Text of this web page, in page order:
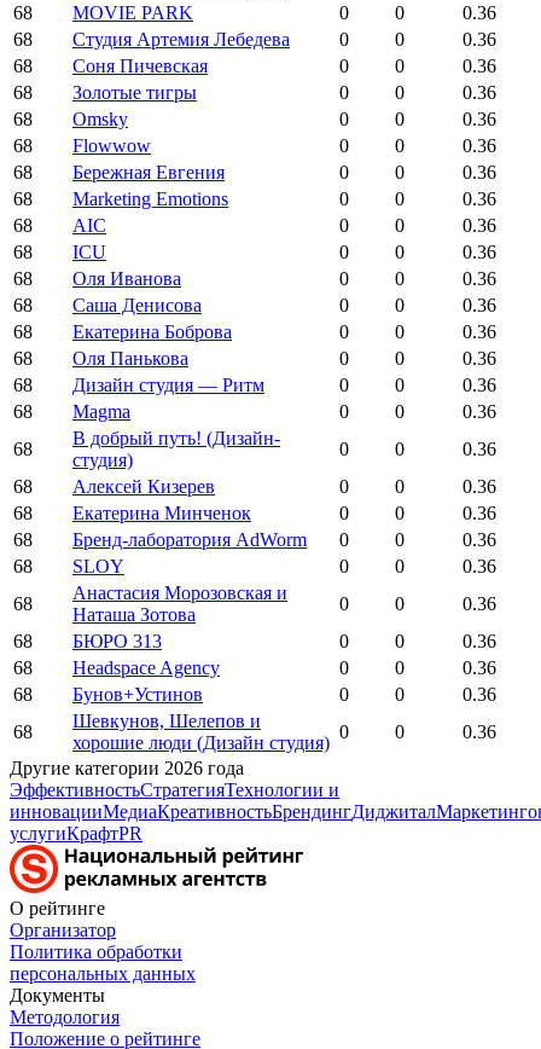
68
MOVIE PARK 0 0
0.36
68
Студия Артемия Лебедева 0 0
0.36
68
Соня Пичевская 0 0
0.36
68
Золотые тигры 0 0
0.36
68
Omsky 0 0
0.36
68
Flowwow 0 0
0.36
68
Бережная Евгения 0 0
0.36
68
Marketing Emotions 0 0
0.36
68
AIC 0 0
0.36
68
ICU 0 0
0.36
68
Оля Иванова 0 0
0.36
68
Саша Денисова 0 0
0.36
68
Екатерина Боброва 0 0
0.36
68
Оля Панькова 0 0
0.36
68
Дизайн студия — Ритм 0 0
0.36
68
Magma 0 0
0.36
68
В добрый путь! (Дизайн-
студия)
0 0
0.36
68
Алексей Кизерев 0 0
0.36
68
Екатерина Минченок 0 0
0.36
68
Бренд-лаборатория AdWorm 0 0
0.36
68
SLOY 0 0
0.36
68
Анастасия Морозовская и
Наташа Зотова
0 0
0.36
68
БЮРО 313 0 0
0.36
68
Headspace Agency 0 0
0.36
68
Бунов+Устинов 0 0
0.36
68
Шевкунов, Шелепов и
хорошие люди (Дизайн студия)
0 0
0.36
Другие категории 2026 года
ЭффективностьСтратегияТехнологии и
инновацииМедиаКреативностьБрендингДиджитал
услугиКрафтPR
О рейтинге
Организатор
Политика обработки
персональных данных
Документы
Методология
Положение о рейтинге